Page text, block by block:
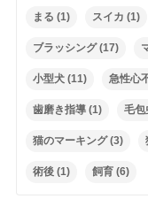
まる (1) スイカ (1)
ブラッシング(17)
小型犬(11) 急性心
歯磨き指導(1) 毛包
猫のマーキング(3)
術後(1) 飼育(6)